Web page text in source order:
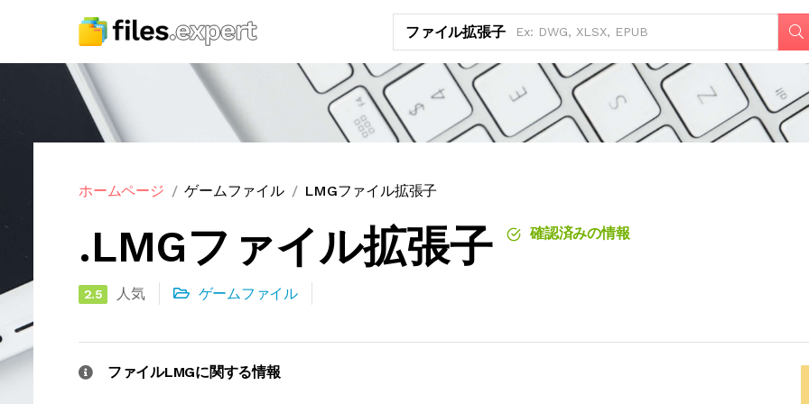
ファイル拡張子
ホームページ ゲームファイル LMGファイル拡張子
.LMGファイル拡張子 確認済みの情報
2.5 人気 ゲームファイル
ファイルLMGに関する情報